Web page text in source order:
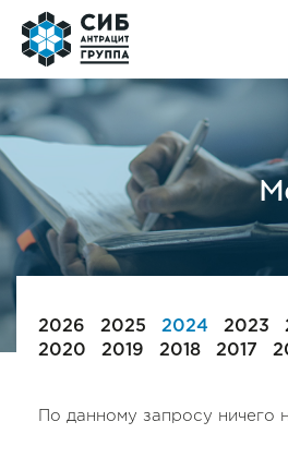
2026 2025 2024 2023
2020
2019 2018 2017
По данному запросу ничего